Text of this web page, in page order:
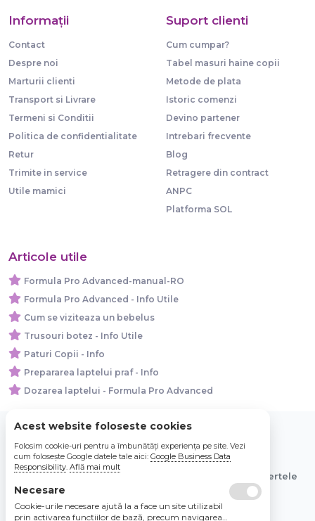
Informaţii
Contact
Despre noi
Marturii clienti
Transport si Livrare
Termeni si Conditii
Politica de confidentialitate
Retur
Trimite in service
Utile mamici
Suport clienti
Cum cumpar?
Tabel masuri haine copii
Metode de plata
Istoric comenzi
Devino partener
Intrebari frecvente
Blog
Retragere din contract
ANPC
Platforma SOL
Articole utile
Formula Pro Advanced-manual-RO
Formula Pro Advanced - Info Utile
Cum se viziteaza un bebelus
Trusouri botez - Info Utile
Paturi Copii - Info
Prepararea laptelui praf - Info
Dozarea laptelui - Formula Pro Advanced
© 2026 Bebe Nou Online Store SRL
Toate preturile sunt exprimate in lei si includ tva. Ofertele
sunt valabile in limita stocului disponibil.
Acest website foloseste cookies
Folosim cookie-uri pentru a îmbunătăți experiența pe site. Vezi
cum folosește Google datele tale aici: Google Business Data
Responsibility. Află mai mult
Necesare
Cookie-urile necesare ajută la a face un site utilizabil
prin activarea funcţiilor de bază, precum navigarea